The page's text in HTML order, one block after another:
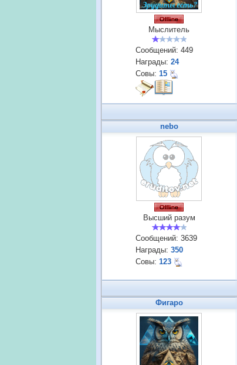
Мыслитель
Сообщений: 449
Награды: 24
Совы: 15
nebo
Высший разум
Сообщений: 3639
Награды: 350
Совы: 123
Фигаро